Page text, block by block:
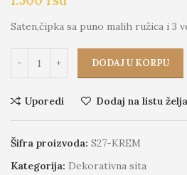
Saten,čipka sa puno malih ružica i 3
DODAJ U KORPU
Uporedi Dodaj na listu želja
Šifra proizvoda: S27-KREM
Kategorija: Dekorativna sita